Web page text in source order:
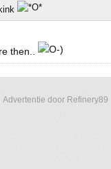
then..
Advertentie door Refinery89